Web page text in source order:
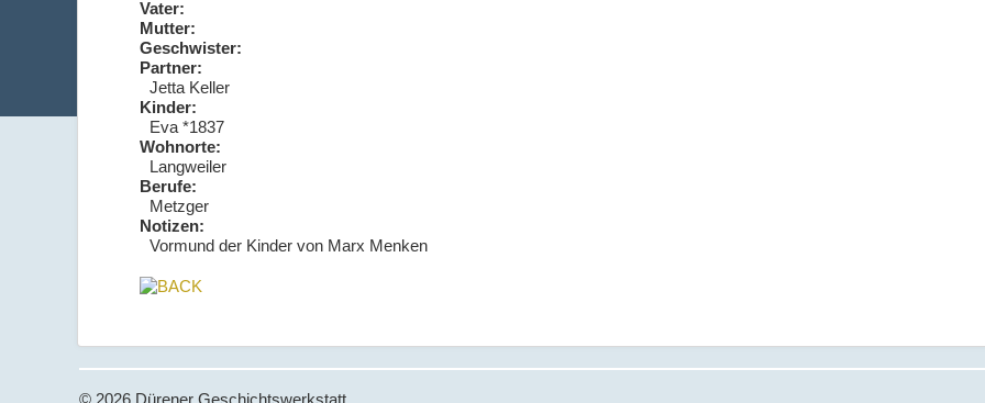
Vater:
Mutter:
Geschwister:
Partner:
Jetta Keller
Kinder:
Eva *1837
Wohnorte:
Langweiler
Berufe:
Metzger
Notizen:
Vormund der Kinder von Marx Menken
© 2026 Dürener Geschichtswerkstatt